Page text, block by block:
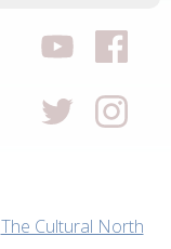
The Cultural North